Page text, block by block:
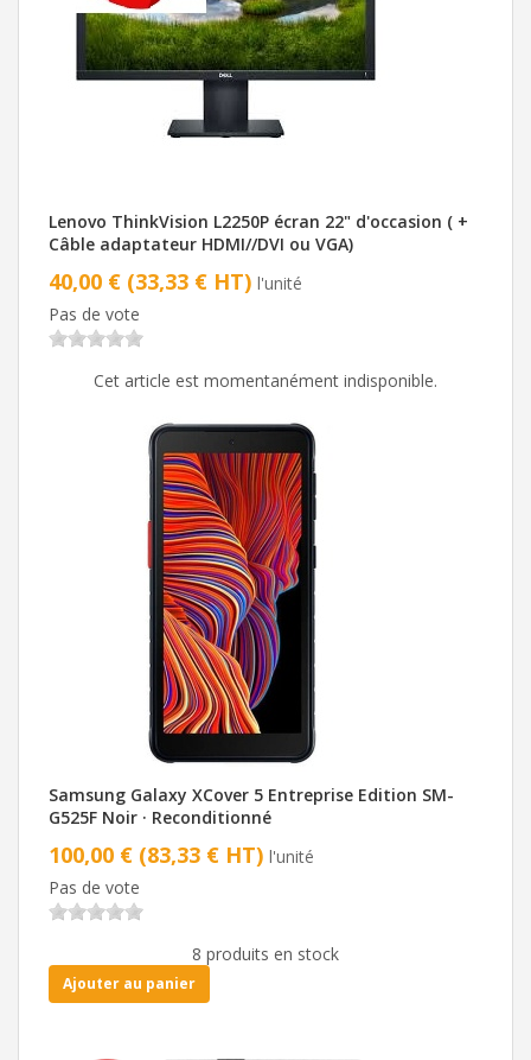
Lenovo ThinkVision L2250P écran 22" d'occasion ( +
Câble adaptateur HDMI//DVI ou VGA)
40,00 € (33,33 € HT) l'unité
Pas de vote
Cet article est momentanément indisponible.
Samsung Galaxy XCover 5 Entreprise Edition SM-
G525F Noir · Reconditionné
100,00 € (83,33 € HT) l'unité
Pas de vote
8 produits en stock
Ajouter au panier